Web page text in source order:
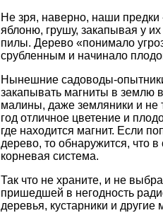
Не зря, наверно, наши
яблоню, грушу, закапывая у
пилы. Дерево «понимало
срубленным и начинало
Нынешние садоводы-
закапывать магниты в землю
малины, даже земляники и не
год отличное цветение и
где находится магнит. Если
дерево, то обнаружится, что
корневая система.
Так что не храните, и не
пришедшей в негодность
деревья, кустарники и другие